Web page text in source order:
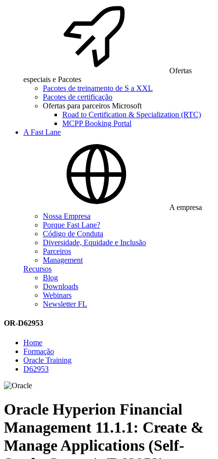
Ofertas
especiais e Pacotes
Pacotes de treinamento de S a XXL
Pacotes de certificação
Ofertas para parceiros Microsoft
Road to Certification & Specialization (RTC)
MCPP Booking Portal
A Fast Lane
A empresa
Nossa Empresa
Porque Fast Lane?
Código de Conduta
Diversidade, Equidade e Inclusão
Parceiros
Management
Recursos
Blog
Downloads
Webinars
Newsletter FL
OR-D62953
Home
Formação
Oracle Training
D62953
Oracle Hyperion Financial
Management 11.1.1: Create &
Manage Applications (Self-